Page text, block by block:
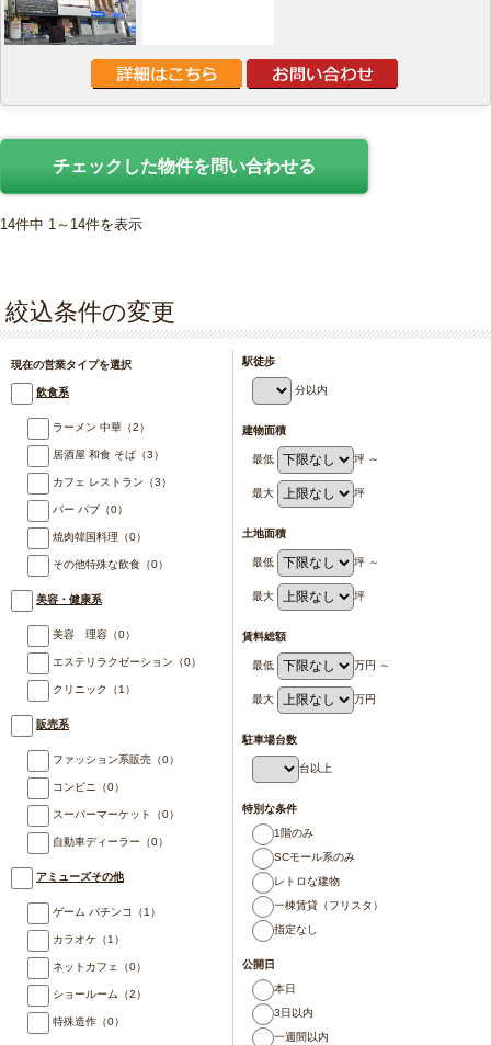
14件中 1～14件を表示
絞込条件の変更
現在の営業タイプを選択
飲食系
ラーメン 中華 （2）
居酒屋 和食 そば （3）
カフェ レストラン （3）
バー パブ （0）
焼肉韓国料理 （0）
その他特殊な飲食 （0）
美容・健康系
美容 理容 （0）
エステリラクゼーション （0）
クリニック （1）
販売系
ファッション系販売 （0）
コンビニ （0）
スーパーマーケット （0）
自動車ディーラー （0）
アミューズその他
ゲーム パチンコ （1）
カラオケ （1）
ネットカフェ （0）
ショールーム （2）
特殊造作 （0）
駅徒歩
分以内
建物面積
最低 坪 ～
最大 坪
土地面積
最低 坪 ～
最大 坪
賃料総額
最低 万円 ～
最大 万円
駐車場台数
台以上
特別な条件
1階のみ
SCモール系のみ
レトロな建物
一棟賃貸（フリスタ）
指定なし
公開日
本日
3日以内
一週間以内